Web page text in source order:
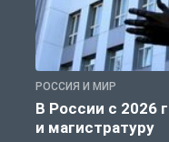
РОССИЯ И МИР
В России с 2026
и магистратуру